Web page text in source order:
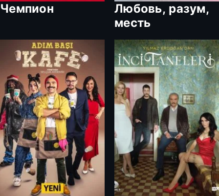
Чемпион
Любовь, разум,
месть